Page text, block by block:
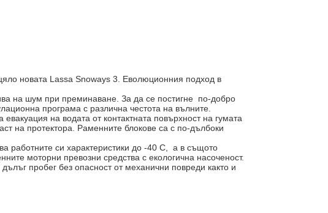
новата Lassa Snoways 3. Еволюционния подход в
на шум при преминаване. За да се постигне по-добро
програма с различна честота на вълните.
на водата от контактната повърхност на гумата
на протектора. Раменните блокове са с по-дълбоки
работните си характеристики до -40 С, а в същото
моторни превозни средства с екологична насоченост.
пробег без опасност от механични повреди както и